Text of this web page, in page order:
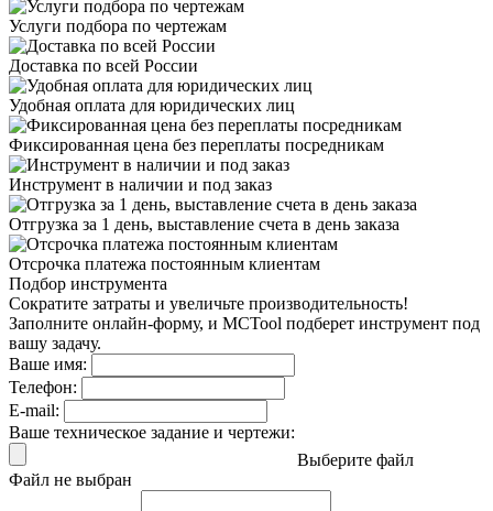
Услуги подбора по чертежам
Доставка по всей России
Удобная оплата для юридических лиц
Фиксированная цена без переплаты посредникам
Инструмент в наличии и под заказ
Отгрузка за 1 день, выставление счета в день заказа
Отсрочка платежа постоянным клиентам
Подбор инструмента
Сократите затраты и увеличьте производительность!
Заполните онлайн-форму, и MCTool подберет инструмент под
вашу задачу.
Ваше имя:
Телефон:
E-mail:
Ваше техническое задание и чертежи:
Выберите файл
Файл не выбран